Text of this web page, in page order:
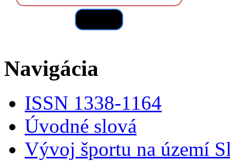
Navigácia
ISSN 1338-1164
Úvodné slová
Vývoj športu na území